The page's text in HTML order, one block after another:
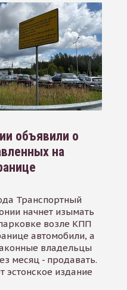
объявили о
на
Транспортный
начнет изымать
возле КПП
автомобили, а
владельцы
месяц - продавать.
эстонское издание